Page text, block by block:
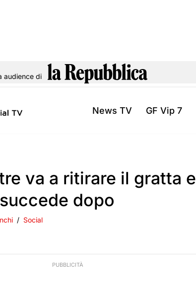
audience di
News TV GF Vip 7
va a ritirare il gratta e
dopo
Social